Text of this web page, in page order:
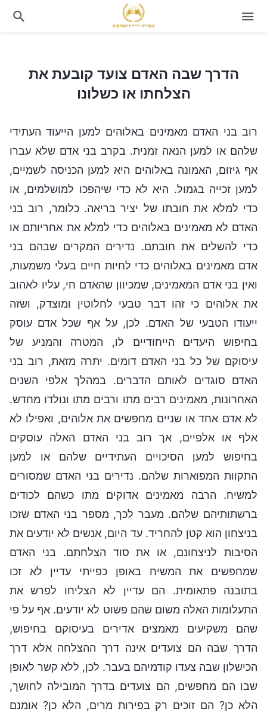
הדרך שבה האדם צועד קובעת את הצלחתו או כשלונו
הדרך שבה האדם צועד קובעת את
הצלחתו או כשלונו
רוב בני האדם מאמינים באלוהים למען הייעוד העתידי
שלהם או למען הנאה זמנית. בקרב בני אדם שלא עברו
אף גיזום, האמונה באלוהים היא למען הכניסה לשמיים,
למען זכייה בגמול. היא לא כדי שיהפכו למושלמים, או
כדי למלא את חובתו של יציר בריאה. כלומר, רוב בני
האדם לא מאמינים באלוהים כדי למלא את אחריותם או
כדי להשלים את חובתם. נדירים המקרים שבהם בני
אדם מאמינים באלוהים כדי לחיות חיים בעלי משמעות,
ואין בני אדם המאמינים, שמכיוון שהאדם חי, עליו לאהוב
את אלוהים כי זהו דבר טבעי לחלוטין ומוצדק, ושזה
ייעודו הטבעי של האדם. לכן, על אף שכל אדם עוסק
בחיפוש היעדים הייחודיים לו, המטרה והמניע של
עיסוקם של כל בני האדם דומים. יתרה מזאת, רוב בני
האדם סוגדים לאותם הדברים. במהלך אלפי השנים
האחרונות, מאמינים רבים מתו ורבים מתו ונולדו מחדש.
לא אדם אחד או שניים מחפשים את אלוהים, ואפילו לא
אלף או אלפיים, אך רוב בני האדם האלה עוסקים
בחיפוש למען הסיכויים העתידיים שלהם או למען
התקוות המפוארות שלהם. נדירים בני האדם שמסורים
למשיח. הרבה מאמינים אדוקים מתו כשהם לכודים
ברשתותיהם שלהם. מעבר לכך, מספר בני האדם שזכו
בניצחון הוא קטן להחריד. עד היום, אנשים לא יודעים את
הסיבות לניצחונם, או את סוד הצלחתם. בני האדם
שמחפשים את המשיח באופן כפייתי עדיין לא זכו
בתובנה פתאומית. הם עדיין לא הצליחו לפרש את
התעלומות האלה משום שהם פשוט לא יודעים. אף על פי
שהם משקיעים מאמצים אדירים בעיסוקם בחיפוש,
הדרך שבה הם צועדים אינה דרך ההצלחה אלא דרך
הכישלון שבה צעדו קודמיהם בעבר. לכן, ללא קשר לאופן
שבו הם מחפשים, הם צועדים בדרך המובילה לחושך,
הלא כן? הם זוכים רק בפירות מרים, הלא כן? אומנם